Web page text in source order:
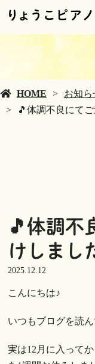
HOME お知ら
🎵体調不良にて
🎵体調不
けしまし
2025.12.12
こんにちは♪
いつもブログを読
実は12月に入って